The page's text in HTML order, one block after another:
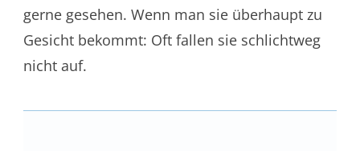
gerne gesehen. Wenn man sie überhaupt zu
Gesicht bekommt: Oft fallen sie schlichtweg
nicht auf.